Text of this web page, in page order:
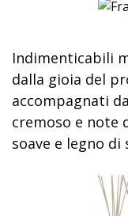
Indimenticabili
dalla gioia del
accompagnati
cremoso e note
soave e legno di